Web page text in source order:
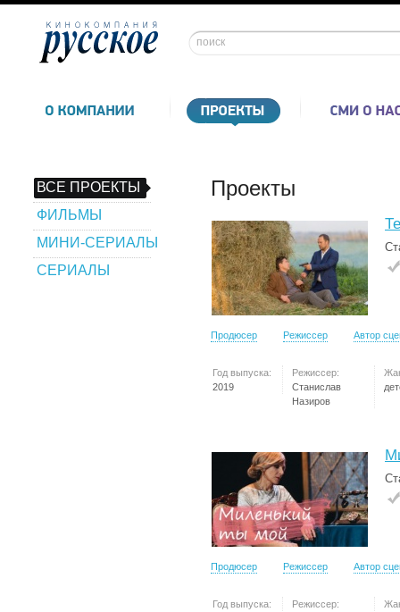
ВСЕ ПРОЕКТЫ
ФИЛЬМЫ
МИНИ-СЕРИАЛЫ
СЕРИАЛЫ
Проекты
Продюсер Режиссер Автор
Год выпуска:
2019
Режиссер:
Станислав
Назиров
Продюсер Режиссер Автор
Год выпуска:
Режиссер: